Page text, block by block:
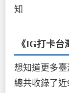
知
《IG打卡
想知道更多
總共收錄了